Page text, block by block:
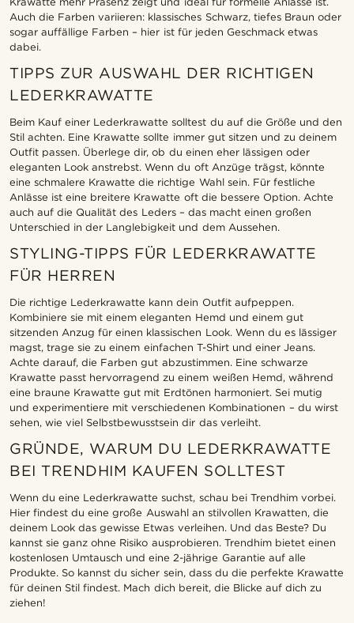
Auch die Farben variieren: klassisches Schwarz, tiefes Braun oder
sogar auffällige Farben – hier ist für jeden Geschmack etwas
dabei.
TIPPS ZUR AUSWAHL DER RICHTIGEN
LEDERKRAWATTE
Beim Kauf einer Lederkrawatte solltest du auf die Größe und den
Stil achten. Eine Krawatte sollte immer gut sitzen und zu deinem
Outfit passen. Überlege dir, ob du einen eher lässigen oder
eleganten Look anstrebst. Wenn du oft Anzüge trägst, könnte
eine schmalere Krawatte die richtige Wahl sein. Für festliche
Anlässe ist eine breitere Krawatte oft die bessere Option. Achte
auch auf die Qualität des Leders – das macht einen großen
Unterschied in der Langlebigkeit und dem Aussehen.
STYLING-TIPPS FÜR LEDERKRAWATTE
FÜR HERREN
Die richtige Lederkrawatte kann dein Outfit aufpeppen.
Kombiniere sie mit einem eleganten Hemd und einem gut
sitzenden Anzug für einen klassischen Look. Wenn du es lässiger
magst, trage sie zu einem einfachen T-Shirt und einer Jeans.
Achte darauf, die Farben gut abzustimmen. Eine schwarze
Krawatte passt hervorragend zu einem weißen Hemd, während
eine braune Krawatte gut mit Erdtönen harmoniert. Sei mutig
und experimentiere mit verschiedenen Kombinationen – du wirst
sehen, wie viel Selbstbewusstsein dir das verleiht.
GRÜNDE, WARUM DU LEDERKRAWATTE
BEI TRENDHIM KAUFEN SOLLTEST
Wenn du eine Lederkrawatte suchst, schau bei Trendhim vorbei.
Hier findest du eine große Auswahl an stilvollen Krawatten, die
deinem Look das gewisse Etwas verleihen. Und das Beste? Du
kannst sie ganz ohne Risiko ausprobieren. Trendhim bietet einen
kostenlosen Umtausch und eine 2-jährige Garantie auf alle
Produkte. So kannst du sicher sein, dass du die perfekte Krawatte
für deinen Stil findest. Mach dich bereit, die Blicke auf dich zu
ziehen!